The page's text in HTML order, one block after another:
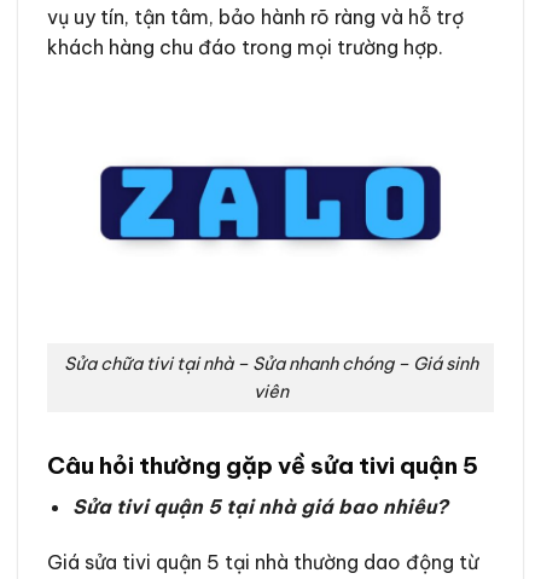
vụ uy tín, tận tâm, bảo hành rõ ràng và hỗ trợ
khách hàng chu đáo trong mọi trường hợp.
Sửa chữa tivi tại nhà – Sửa nhanh chóng – Giá sinh
viên
Câu hỏi thường gặp về sửa tivi quận 5
Sửa tivi quận 5 tại nhà giá bao nhiêu?
Giá sửa tivi quận 5 tại nhà thường dao động từ